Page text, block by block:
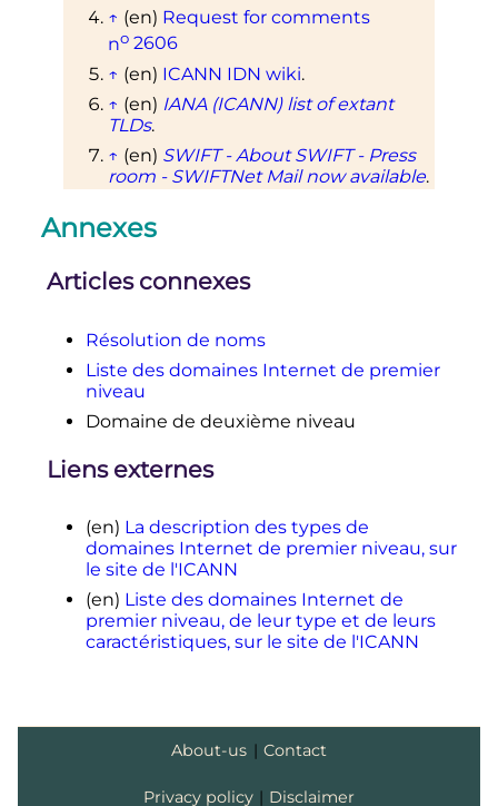
↑ (en) Request for comments
no 2606
↑ (en) ICANN IDN wiki.
↑ (en) IANA (ICANN) list of extant
TLDs.
↑ (en) SWIFT - About SWIFT - Press
room - SWIFTNet Mail now available.
Delegated Strings
ntldstats.com
de domaines de premier niveau sur
le site de l'IANA .
Annexes
Articles connexes
Résolution de noms
Liste des domaines Internet de premier
niveau
Domaine de deuxième niveau
Liens externes
(en) La description des types de
domaines Internet de premier niveau, sur
le site de l'ICANN
(en) Liste des domaines Internet de
premier niveau, de leur type et de leurs
caractéristiques, sur le site de l'ICANN
About-us | Contact
Privacy policy | Disclaimer